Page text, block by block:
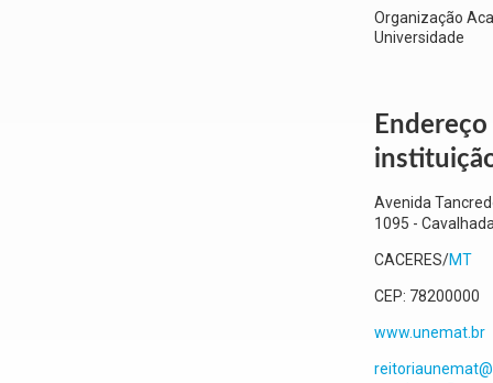
Organização
Universidade
Endereço
Avenida
1095 -
CACERES/MT
CEP: 78200000
www.unemat.br